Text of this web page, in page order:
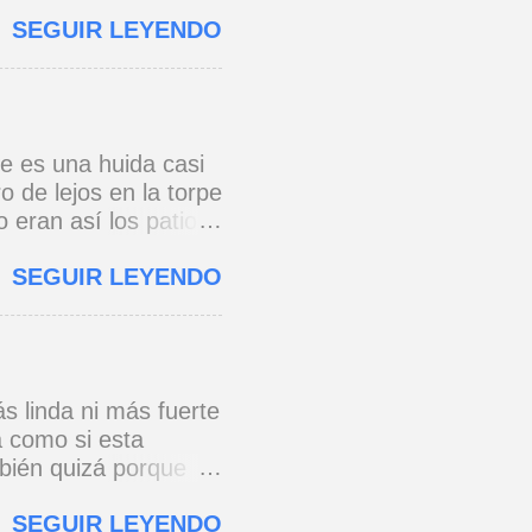
chuzos de punta
vencidos ni
con mil gramos
posmodernos
mucho frío.
SEGUIR LEYENDO
es una huida casi
de lejos en la torpe
eran así los patios
tranvía que
SEGUIR LEYENDO
linda ni más fuerte
como si esta
quizá porque
almohadas de
SEGUIR LEYENDO